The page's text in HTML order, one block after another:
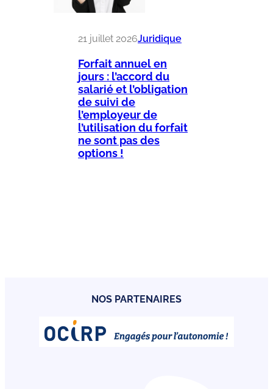
21 juillet 2026Juridique
Forfait annuel en
jours : l’accord du
salarié et l’obligation
de suivi de
l’employeur de
l’utilisation du forfait
ne sont pas des
options !
NOS PARTENAIRES